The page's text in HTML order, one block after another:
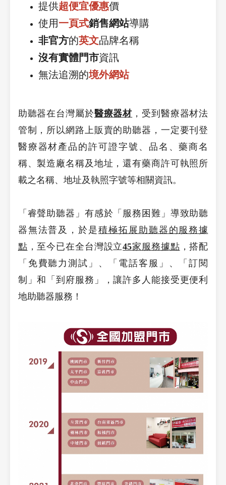
提供超便宜優惠價
使用一頁式銷售網站導購
非官方的英文品牌名稱
沒有實體門市資訊
無法追溯的境外網站
助聽器在台灣屬於醫療器材 ，受到醫療器材法
管制，所以網路上販賣的助聽器，一定要刊登
醫療器材產品的許可證字號、品名、藥商名
稱、製造廠名稱及地址，還有藥商許可執照所
載之名稱、地址及執照字號等相關資訊。
「睿聲助聽器」有感於「服務困難」導致助聽
器無法普及，於是積極拓展助聽器的服務據
點 ，至今已在全台灣設立45家服務據點 ，搭配
「免費聽力測試」、「電話客服」、「訂閱
制」和「到府服務」，讓許多人能接受更便利
地助聽器服務！